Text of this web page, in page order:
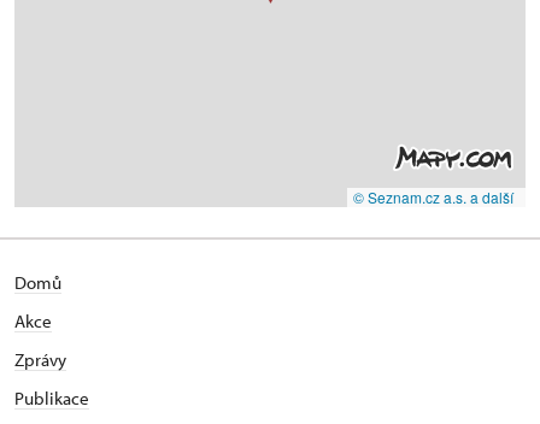
© Seznam.cz a.s. a další
Domů
Akce
Zprávy
Publikace